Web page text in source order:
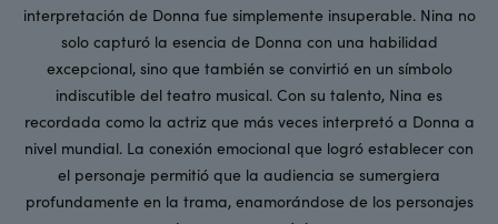
interpretación de Donna fue simplemente insuperable. Nina no
solo capturó la esencia de Donna con una habilidad
excepcional, sino que también se convirtió en un símbolo
indiscutible del teatro musical. Con su talento, Nina es
recordada como la actriz que más veces interpretó a Donna a
nivel mundial. La conexión emocional que logró establecer con
el personaje permitió que la audiencia se sumergiera
profundamente en la trama, enamorándose de los personajes